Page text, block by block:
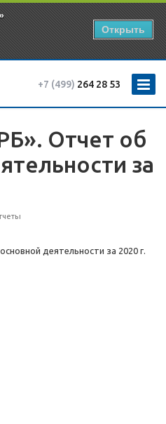
Открыть
+7 (499) 264 28 53
Отчет об
за